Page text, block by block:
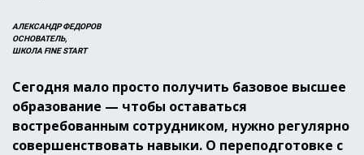
АЛЕКСАНДР ФЕДОРОВ
ОСНОВАТЕЛЬ,
ШКОЛА FINE START
Сегодня мало просто получить базовое высшее
образование — чтобы оставаться
востребованным сотрудником, нужно регулярно
совершенствовать навыки. О переподготовке с